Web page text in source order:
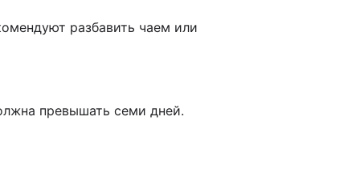
разбавить чаем или
превышать семи дней.